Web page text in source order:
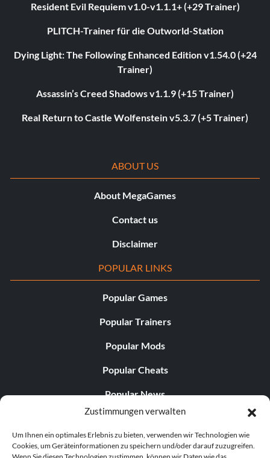
Zustimmungen verwalten
Um Ihnen ein optimales Erlebnis zu bieten, verwenden wir Technologien wie
Cookies, um Geräteinformationen zu speichern und/oder darauf zuzugreifen.
Resident Evil Requiem v1.0-v1.1.1+ (+29 Trainer)
PLITCH-Trainer für die Outworld-Station
Dying Light: The Following Enhanced Edition v1.54.0 (+24
Trainer)
Assassin’s Creed Shadows v1.1.9 (+15 Trainer)
Real Return to Castle Wolfenstein v5.3.7 (+5 Trainer)
ABOUT US
About MegaGames
Contact us
Disclaimer
POPULAR LINKS
Popular Games
Popular Trainers
Popular Mods
Popular Cheats
Popular News
Popular Editorials
Popular Free Games